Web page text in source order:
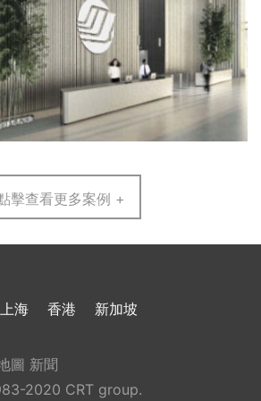
擊查看更多案例 +
上海 香港 新加坡
圖 新聞
2020 CRT group.